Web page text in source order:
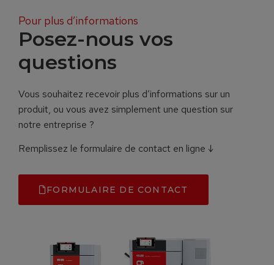
Pour plus d’informations
Posez-nous vos
questions
Vous souhaitez recevoir plus d’informations sur un
produit, ou vous avez simplement une question sur
notre entreprise ?
Remplissez le formulaire de contact en ligne ↓
FORMULAIRE DE CONTACT